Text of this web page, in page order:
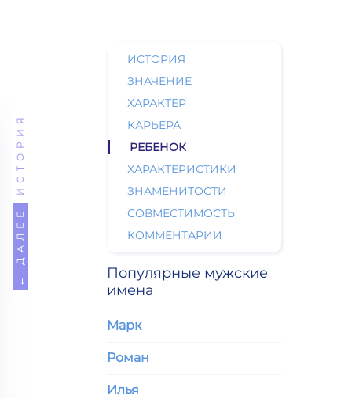
← ДАЛЕЕ
ИСТОРИЯ
ИСТОРИЯ
ЗНАЧЕНИЕ
ХАРАКТЕР
КАРЬЕРА
РЕБЕНОК
ХАРАКТЕРИСТИКИ
ЗНАМЕНИТОСТИ
СОВМЕСТИМОСТЬ
КОММЕНТАРИИ
Популярные мужские
имена
Марк
Роман
Илья